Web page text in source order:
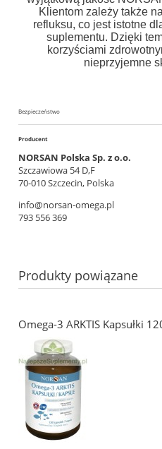
Klientom zależy także
refluksu, co jest istotne
suplementu. Dzięki
korzyściami
nieprzyjemne
Bezpieczeństwo
Producent
NORSAN Polska Sp. z o.o.
Szczawiowa 54 D,F
70-010 Szczecin, Polska
info@norsan-omega.pl
793 556 369
Produkty powiązane
Omega-3 ARKTIS Kapsułki